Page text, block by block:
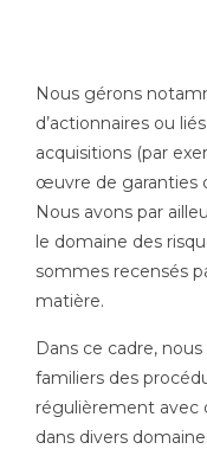
Nous gérons
d’actionnaires ou
acquisitions (par
œuvre de garanties
Nous avons par
le domaine des
sommes recensés
matière.
Dans ce cadre,
familiers des
régulièrement avec
dans divers